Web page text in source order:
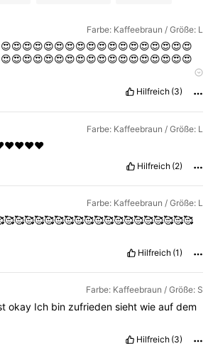
Farbe: Kaffeebraun / Größe: L
Hilfreich (3)
Farbe: Kaffeebraun / Größe: L
Hilfreich (2)
Farbe: Kaffeebraun / Größe: L
Hilfreich (1)
Farbe: Kaffeebraun / Größe: S
okay Ich bin zufrieden sieht wie auf dem
Hilfreich (3)